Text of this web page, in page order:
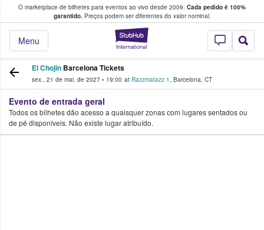
O marketplace de bilhetes para eventos ao vivo desde 2009. Cada pedido é 100%
garantido.Preços podem ser diferentes do valor nominal.
StubHub – onde
Menu
fãs compram e vendem bilhetes
El Chojin Barcelona Tickets
sex., 21 de mai. de 2027 • 19:00 at Razzmatazz 1, Barcelona, CT
Evento de entrada geral
Todos os bilhetes dão acesso a quaisquer zonas com lugares sentados ou
de pé disponíveis. Não existe lugar atribuído.